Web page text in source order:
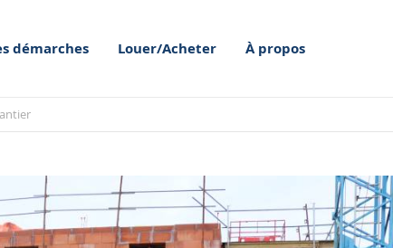
démarches Louer/Acheter À propos